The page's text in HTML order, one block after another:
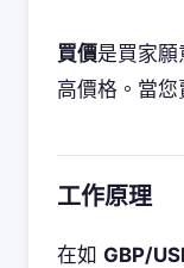
買價是買家
高價格。當您
工作原理
在如 GBP/